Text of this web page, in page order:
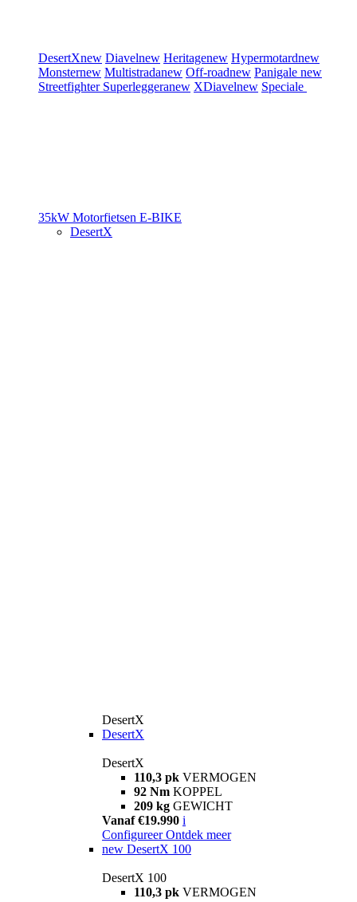
DesertXnew Diavelnew Heritagenew Hypermotardnew
Monsternew Multistradanew Off-roadnew Panigale new
Streetfighter Superleggeranew XDiavelnew Speciale
35kW Motorfietsen E-BIKE
DesertX
DesertX
DesertX
DesertX
110,3 pk VERMOGEN
92 Nm KOPPEL
209 kg GEWICHT
Vanaf €19.990 i
Configureer Ontdek meer
new DesertX 100
DesertX 100
110,3 pk VERMOGEN